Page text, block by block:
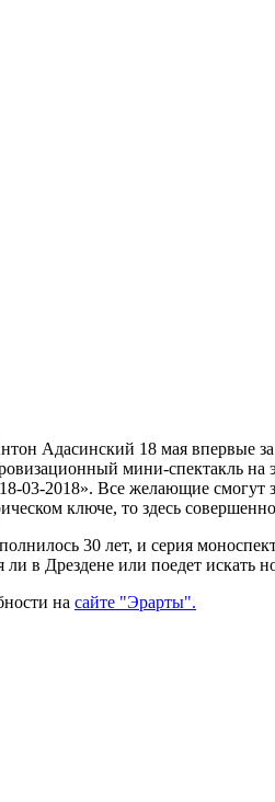
Адасинский 18 мая впервые за
мини-спектакль на
03-2018». Все желающие смогут
ключе, то здесь
30 лет, и серия
ли в Дрездене или поедет искать
на сайте "Эрарты".